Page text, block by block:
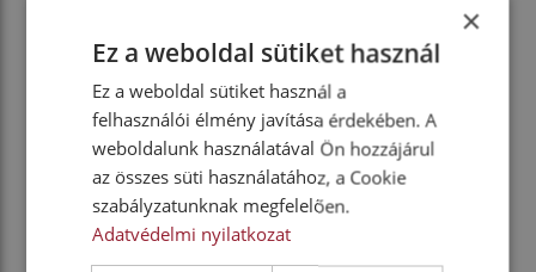
infrastruktúrát is kialakítják a telephelyeken, amely a
konténerkezelési folyamatok digitalizálásához is
szükséges a Terminal 4.0 projekt részeként. Az
önvezető tesztszerelvény pontos
helymeghatározásáért és az akadályok észleléséért
×
Ez a weboldal sütiket használ
Ez a weboldal sütiket használ a
felhasználói élmény javítása érdekében. A
weboldalunk használatával Ön hozzájárul
az összes süti használatához, a Cookie
szabályzatunknak megfelelően.
Adatvédelmi nyilatkozat